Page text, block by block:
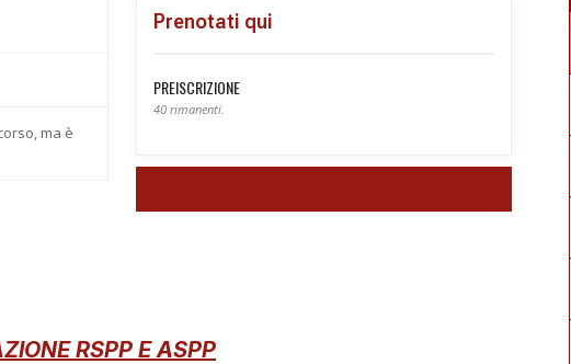
ma è
Prenotati qui
PREISCRIZIONE
40 rimanenti.
RSPP E ASPP